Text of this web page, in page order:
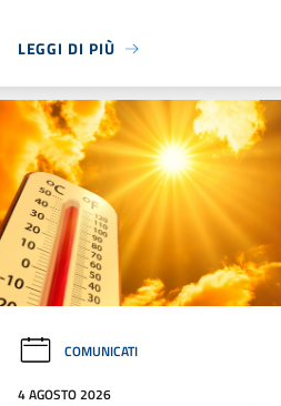
LEGGI DI PIÙ
COMUNICATI
4 AGOSTO 2026